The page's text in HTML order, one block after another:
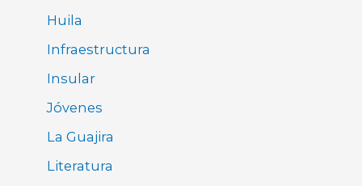
Huila
Infraestructura
Insular
Jóvenes
La Guajira
Literatura